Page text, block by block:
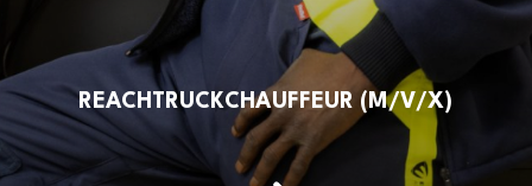
REACHTRUCKCHAUFFEUR (M/V/X)